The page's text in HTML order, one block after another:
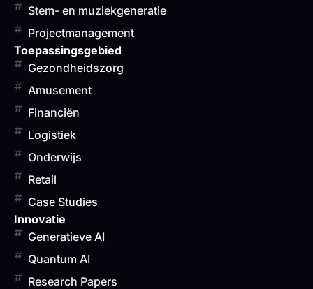
Stem- en muziekgeneratie
Projectmanagement
Toepassingsgebied
Gezondheidszorg
Amusement
Financiën
Logistiek
Onderwijs
Retail
Case Studies
Innovatie
Generatieve AI
Quantum AI
Research Papers